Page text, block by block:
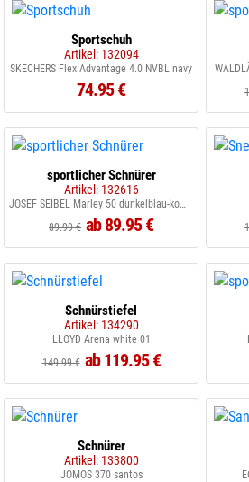
Sportschuh
Artikel: 132094
SKECHERS Flex Advantage 4.0 NVBL navy
74.95 €
sportlicher Schnürer
Artikel: 132616
JOSEF SEIBEL Marley 50 dunkelblau-kombi
89.99 € ab 89.95 €
Schnürstiefel
Artikel: 134290
LLOYD Arena white 01
149.99 € ab 119.95 €
Schnürer
Artikel: 133800
JOMOS 370 santos